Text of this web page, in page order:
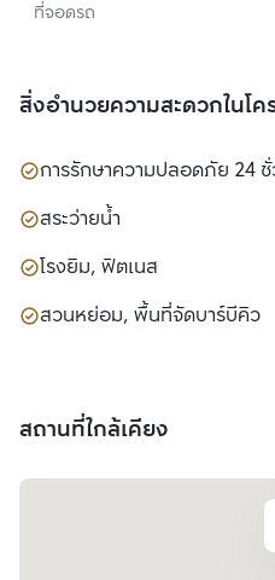
ที่จอดรถ
สิ่งอำนวยความสะดวกในโค
การรักษาความปลอดภัย 24 ชั่
สระว่ายน้ำ
โรงยิม, ฟิตเนส
สวนหย่อม, พื้นที่จัดบาร์บีคิว
สถานที่ใกล้เคียง